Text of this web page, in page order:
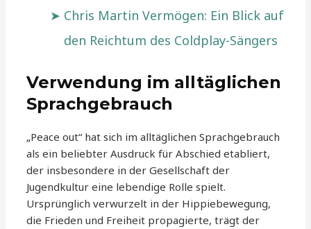
Chris Martin Vermögen: Ein Blick auf
den Reichtum des Coldplay-Sängers
Verwendung im alltäglichen
Sprachgebrauch
„Peace out“ hat sich im alltäglichen Sprachgebrauch
als ein beliebter Ausdruck für Abschied etabliert,
der insbesondere in der Gesellschaft der
Jugendkultur eine lebendige Rolle spielt.
Ursprünglich verwurzelt in der Hippiebewegung,
die Frieden und Freiheit propagierte, trägt der